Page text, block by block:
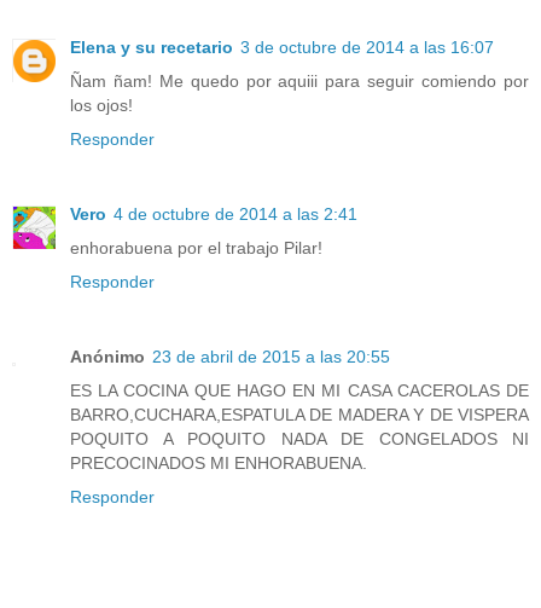
Elena y su recetario 3 de octubre de 2014 a las 16:07
Ñam ñam! Me quedo por aquiii para seguir comiendo por
los ojos!
Responder
Vero 4 de octubre de 2014 a las 2:41
enhorabuena por el trabajo Pilar!
Responder
Anónimo 23 de abril de 2015 a las 20:55
ES LA COCINA QUE HAGO EN MI CASA CACEROLAS DE
BARRO,CUCHARA,ESPATULA DE MADERA Y DE VISPERA
POQUITO A POQUITO NADA DE CONGELADOS NI
PRECOCINADOS MI ENHORABUENA.
Responder